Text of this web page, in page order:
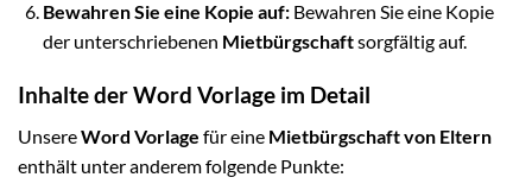
Bewahren Sie eine Kopie auf:Bewahren Sie eine Kopie
der unterschriebenen Mietbürgschaftsorgfältig auf.
Inhalte der Word Vorlage im Detail
UnsereWord Vorlage für eine Mietbürgschaft von Eltern
enthält unter anderem folgende Punkte: